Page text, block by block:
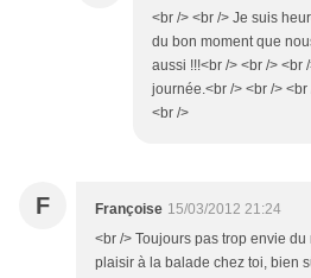
<br /> <br /> Je suis
du bon moment que
aussi !!!<br /> <br /> <br
journée.<br /> <br />
<br />
F Françoise 15/03/2012 21:24
<br /> Toujours pas trop envie
plaisir à la balade chez toi, bien